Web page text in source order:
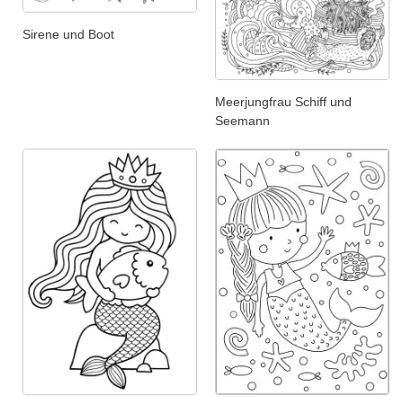
Sirene und Boot
Meerjungfrau Schiff und
Seemann